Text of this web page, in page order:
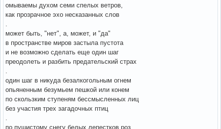
омываемы духом семи спелых ветров,
как прозрачное эхо несказанных слов
может быть, "нет", а, может, и "да"
в пространстве миров застыла пустота
и не возможно сделать еще один шаг
преодолеть и разбить предательский страх
один шаг в никуда безалкогольным огнем
опьяненным безумьем пешкой или конем
по скользким ступеням бессмысленных лиц
без участия трех загадочных птиц
по пушистому снегу белых лепестков роз